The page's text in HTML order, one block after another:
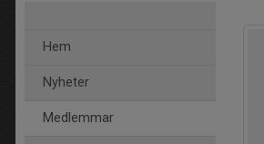
Hem
Nyheter
Medlemmar